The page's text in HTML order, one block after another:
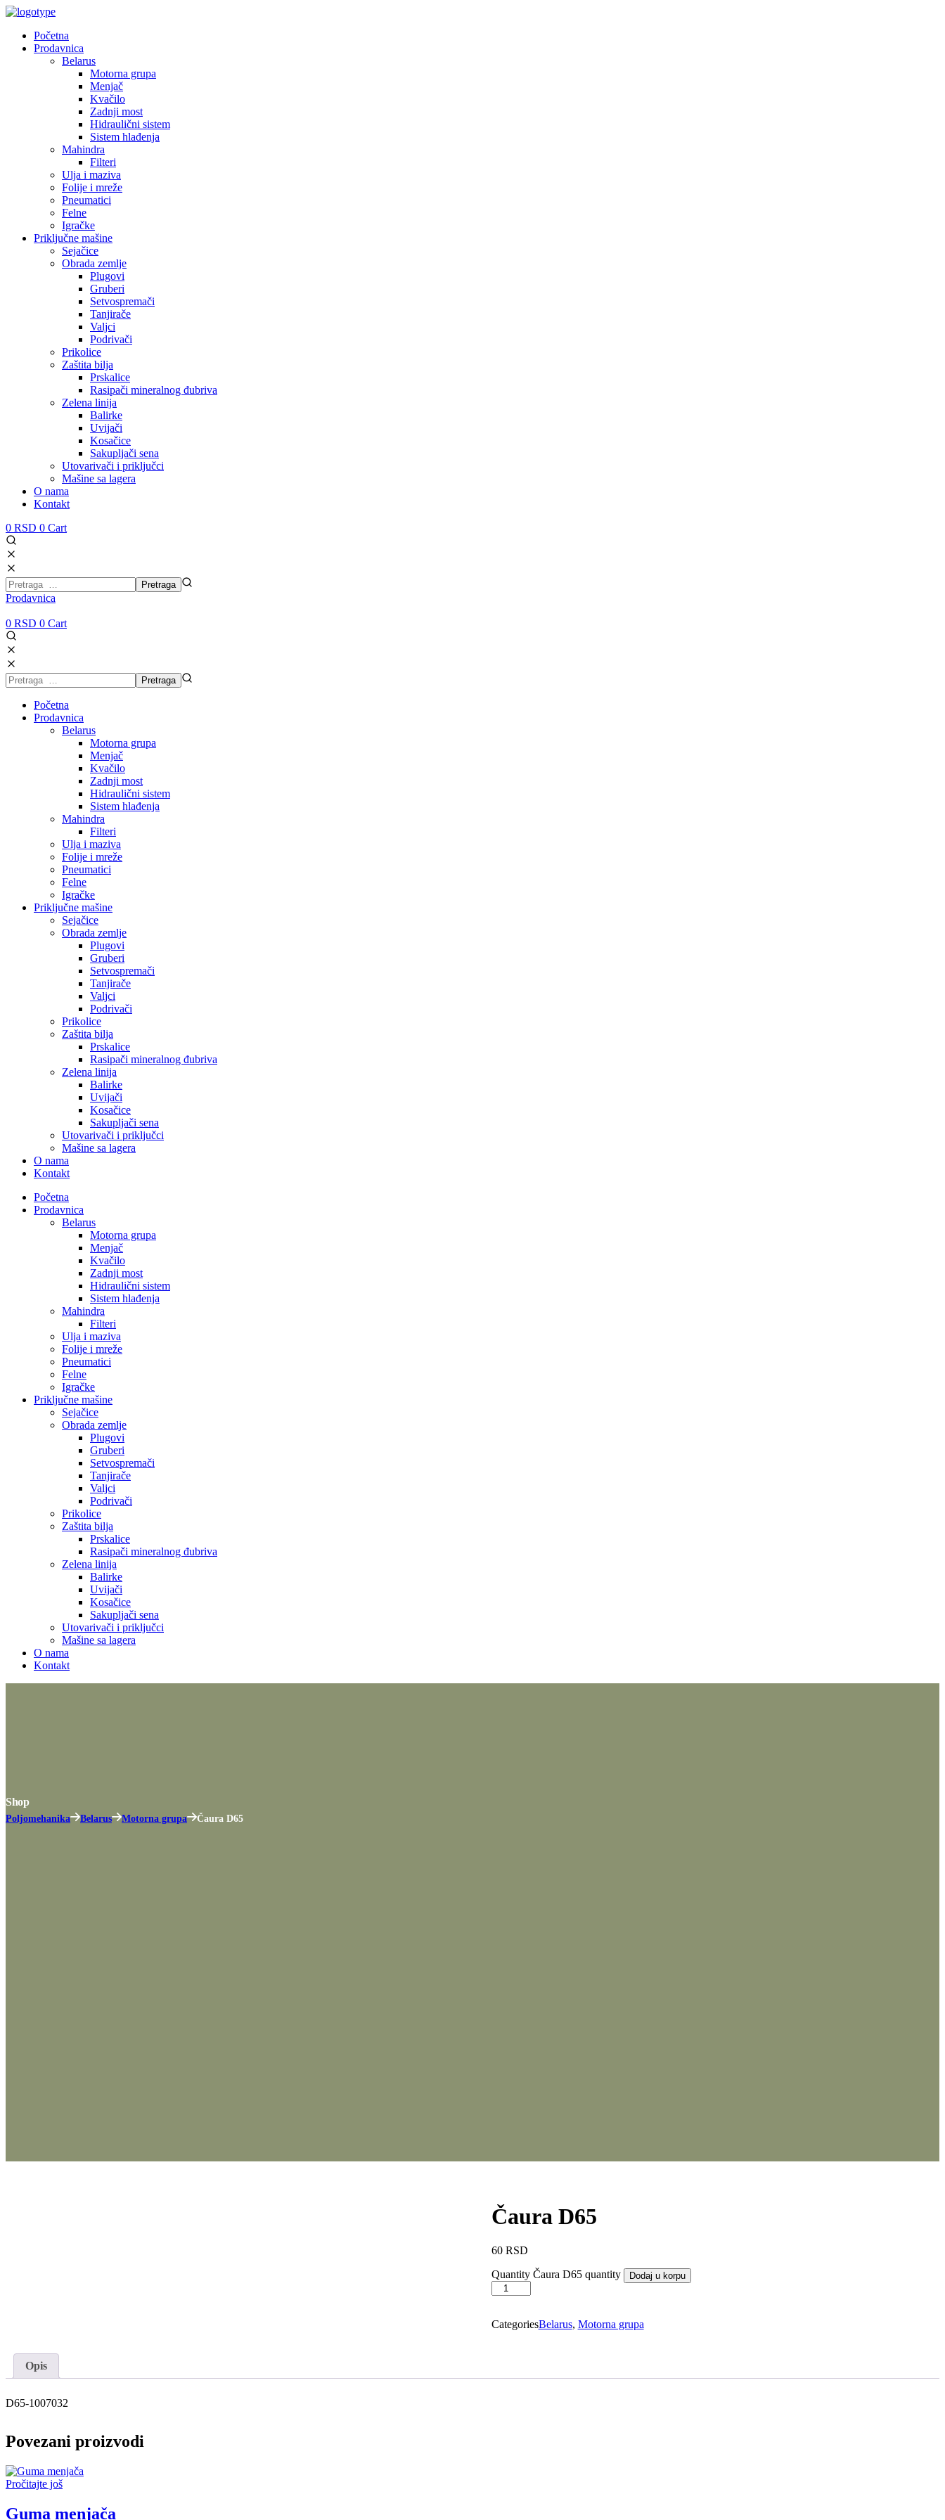
Početna
Prodavnica
Belarus
Motorna grupa
Menjač
Kvačilo
Zadnji most
Hidraulični sistem
Sistem hlađenja
Mahindra
Filteri
Ulja i maziva
Folije i mreže
Pneumatici
Felne
Igračke
Priključne mašine
Sejačice
Obrada zemlje
Plugovi
Gruberi
Setvospremači
Tanjirače
Valjci
Podrivači
Prikolice
Zaštita bilja
Prskalice
Rasipači mineralnog đubriva
Zelena linija
Balirke
Uvijači
Kosačice
Sakupljači sena
Utovarivači i priključci
Mašine sa lagera
O nama
Kontakt
0 RSD 0 Cart
Prodavnica
0 RSD 0 Cart
Početna
Prodavnica
Belarus
Motorna grupa
Menjač
Kvačilo
Zadnji most
Hidraulični sistem
Sistem hlađenja
Mahindra
Filteri
Ulja i maziva
Folije i mreže
Pneumatici
Felne
Igračke
Priključne mašine
Sejačice
Obrada zemlje
Plugovi
Gruberi
Setvospremači
Tanjirače
Valjci
Podrivači
Prikolice
Zaštita bilja
Prskalice
Rasipači mineralnog đubriva
Zelena linija
Balirke
Uvijači
Kosačice
Sakupljači sena
Utovarivači i priključci
Mašine sa lagera
O nama
Kontakt
Početna
Prodavnica
Belarus
Motorna grupa
Menjač
Kvačilo
Zadnji most
Hidraulični sistem
Sistem hlađenja
Mahindra
Filteri
Ulja i maziva
Folije i mreže
Pneumatici
Felne
Igračke
Priključne mašine
Sejačice
Obrada zemlje
Plugovi
Gruberi
Setvospremači
Tanjirače
Valjci
Podrivači
Prikolice
Zaštita bilja
Prskalice
Rasipači mineralnog đubriva
Zelena linija
Balirke
Uvijači
Kosačice
Sakupljači sena
Utovarivači i priključci
Mašine sa lagera
O nama
Kontakt
Shop
Poljomehanika Belarus Motorna grupa Čaura D65
Čaura D65
60 RSD
Quantity Čaura D65 quantity Dodaj u korpu
CategoriesBelarus, Motorna grupa
Opis
D65-1007032
Povezani proizvodi
Pročitajte još
Guma menjača